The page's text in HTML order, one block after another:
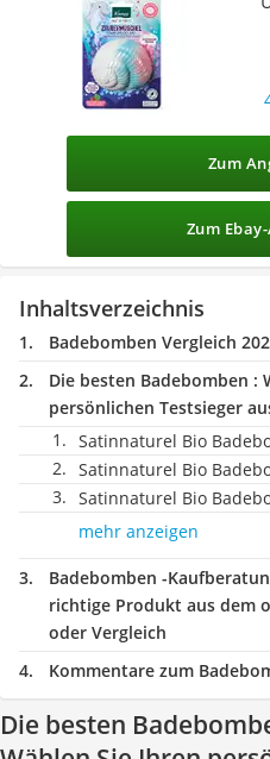
Zum
Zum
Inhaltsverzeichnis
Badebomben Vergleich
Die besten Badebomben :
persönlichen Testsieger
Satinnaturel Bio
Satinnaturel Bio
Satinnaturel Bio
mehr anzeigen
Badebomben -
richtige Produkt aus dem
oder Vergleich
Kommentare zum
Die besten